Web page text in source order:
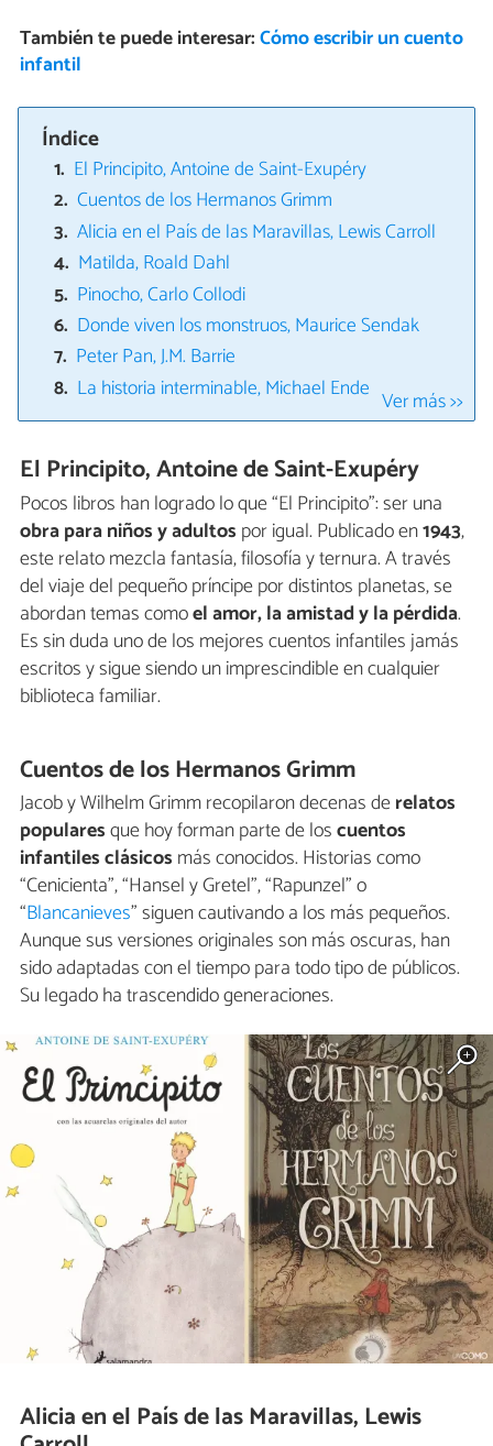
También te puede interesar:Cómo escribir un cuento
infantil
Índice
El Principito, Antoine de Saint-Exupéry
Cuentos de los Hermanos Grimm
Alicia en el País de las Maravillas, Lewis Carroll
Matilda, Roald Dahl
Pinocho, Carlo Collodi
Donde viven los monstruos, Maurice Sendak
Peter Pan, J.M. Barrie
La historia interminable, Michael Ende Ver más >>
El Principito, Antoine de Saint-Exupéry
Pocos libros han logrado lo que “El Principito": ser una
obra para niños y adultos por igual. Publicado en1943,
este relato mezcla fantasía, filosofía y ternura. A través
del viaje del pequeño príncipe por distintos planetas, se
abordan temas comoel amor, la amistad y la pérdida.
Es sin duda uno de los mejores cuentos infantiles jamás
escritos y sigue siendo un imprescindible en cualquier
biblioteca familiar.
Cuentos de los Hermanos Grimm
Jacob y Wilhelm Grimm recopilaron decenas derelatos
popularesque hoy forman parte de loscuentos
infantiles clásicos más conocidos. Historias como
“Cenicienta”, “Hansel y Gretel”, “Rapunzel” o
“Blancanieves” siguen cautivando a los más pequeños.
Aunque sus versiones originales son más oscuras, han
sido adaptadas con el tiempo para todo tipo de públicos.
Su legado ha trascendido generaciones.
Alicia en el País de las Maravillas, Lewis